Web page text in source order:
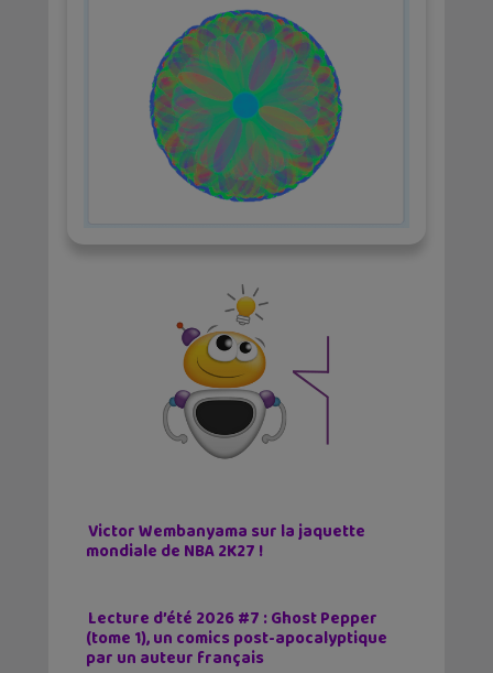
Victor Wembanyama sur la jaquette
mondiale de NBA 2K27 !
Lecture d’été 2026 #7 : Ghost Pepper
(tome 1), un comics post-apocalyptique
par un auteur français